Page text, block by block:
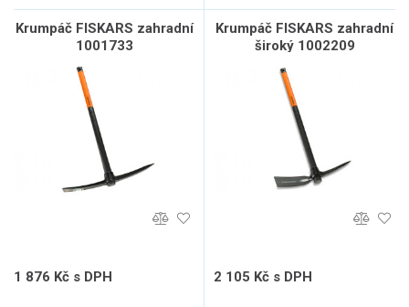
Krumpáč FISKARS zahradní
1001733
1 876 Kč s DPH
Krumpáč FISKARS zahradní
široký 1002209
2 105 Kč s DPH